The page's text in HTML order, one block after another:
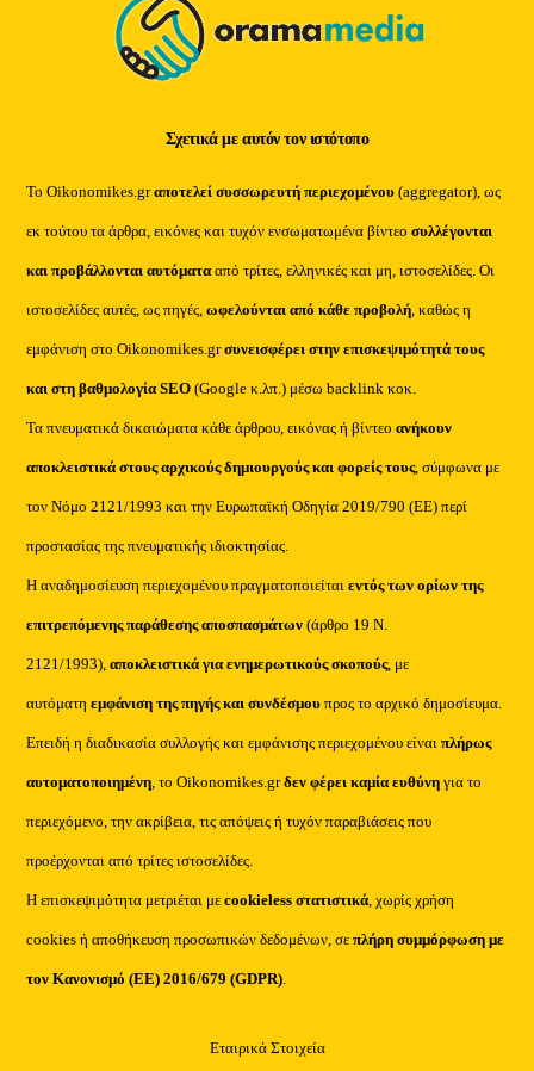
Σχετικά με αυτόν τον ιστότοπο
Το Oikonomikes.grαποτελεί συσσωρευτή περιεχομένου (aggregator), ως
εκ τούτου τα άρθρα, εικόνες και τυχόν ενσωματωμένα βίντεοσυλλέγονται
και προβάλλονται αυτόματααπό τρίτες, ελληνικές και μη, ιστοσελίδες. Οι
ιστοσελίδες αυτές, ως πηγές,ωφελούνται από κάθε προβολή, καθώς η
εμφάνιση στο Oikonomikes.grσυνεισφέρει στην επισκεψιμότητά τους
και στη βαθμολογία SEO (Google κ.λπ.) μέσω backlink κοκ.
Τα πνευματικά δικαιώματα κάθε άρθρου, εικόνας ή βίντεοανήκουν
αποκλειστικά στους αρχικούς δημιουργούς και φορείς τους, σύμφωνα με
τον Νόμο 2121/1993 και την Ευρωπαϊκή Οδηγία 2019/790 (ΕΕ) περί
προστασίας της πνευματικής ιδιοκτησίας.
Η αναδημοσίευση περιεχομένου πραγματοποιείταιεντός των ορίων της
επιτρεπόμενης παράθεσης αποσπασμάτων (άρθρο 19 Ν.
2121/1993), αποκλειστικά για ενημερωτικούς σκοπούς, με
αυτόματηεμφάνιση της πηγής και συνδέσμου προς το αρχικό δημοσίευμα.
Επειδή η διαδικασία συλλογής και εμφάνισης περιεχομένου είναιπλήρως
αυτοματοποιημένη, το Oikonomikes.grδεν φέρει καμία ευθύνη για το
περιεχόμενο, την ακρίβεια, τις απόψεις ή τυχόν παραβιάσεις που
προέρχονται από τρίτες ιστοσελίδες.
Η επισκεψιμότητα μετριέται μεcookieless στατιστικά, χωρίς χρήση
cookies ή αποθήκευση προσωπικών δεδομένων, σεπλήρη συμμόρφωση με
τον Κανονισμό (ΕΕ) 2016/679 (GDPR).
Εταιρικά Στοιχεία